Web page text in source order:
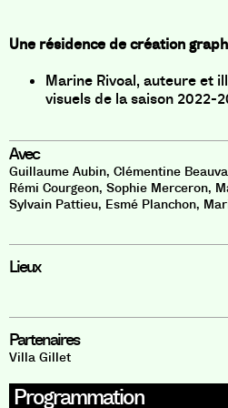
Une résidence de création
Marine Rivoal, auteure et
visuels de la saison 2022-
Avec
Guillaume Aubin, Clémentine
Rémi Courgeon, Sophie Merceron,
Sylvain Pattieu, Esmé Planchon,
Lieux
Partenaires
Villa Gillet
Programmation